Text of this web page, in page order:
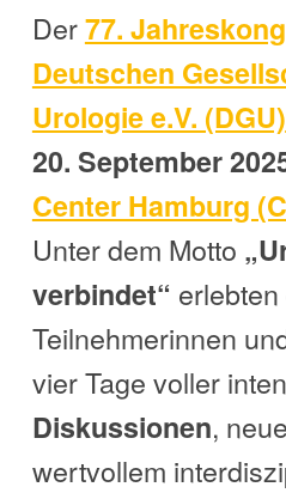
Der77.
Deutschen
Urologie e.V. (DGU)
20. September
Center Hamburg
Unter dem Motto
verbindet“
Teilnehmerinnen
vier Tage voller
Diskussionen,
wertvollem